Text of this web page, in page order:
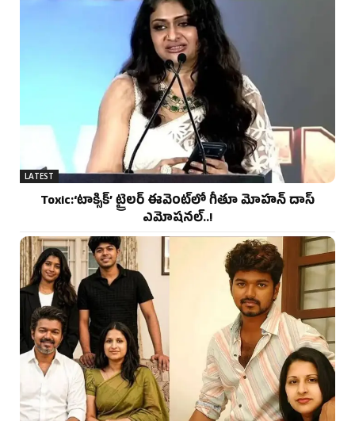
LATEST
Toxic:‘టాక్సిక్’ ట్రైలర్ ఈవెంట్‌లో గీతూ మోహన్ దాస్
ఎమోషనల్..!